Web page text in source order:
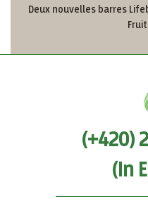
Deux nouvelles barres
(+420)
(In